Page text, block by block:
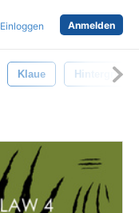
Einloggen Anmelden
Klaue Hintergrund